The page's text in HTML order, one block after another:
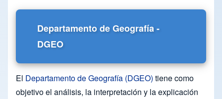
Departamento de Geografía -
DGEO
El Departamento de Geografía (DGEO) tiene como
objetivo el análisis, la interpretación y la explicación